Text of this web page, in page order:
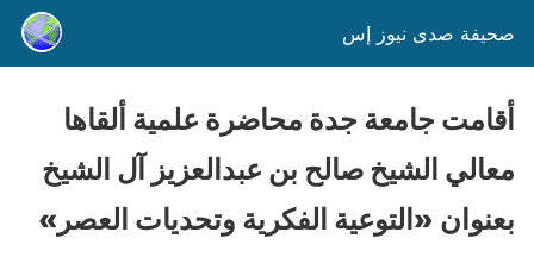
صحيفة صدى نيوز إس
أقامت جامعة جدة محاضرة علمية ألقاها
معالي الشيخ صالح بن عبدالعزيز آل الشيخ
بعنوان «التوعية الفكرية وتحديات العصر»